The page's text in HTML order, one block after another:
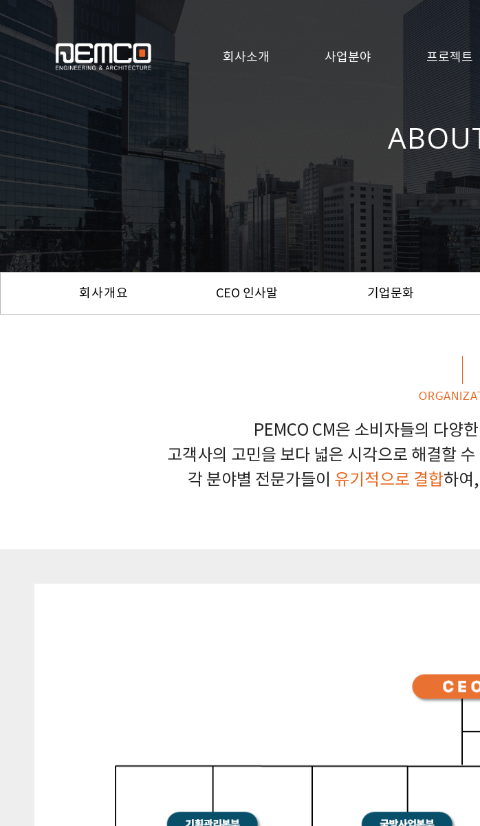
회사소개 사업분야 프로젝트
회사개요 CEO 인사말 기업문화
PEMCO CM은 소비자들의 다양
고객사의 고민을 보다 넓은 시각으로 해결할
각 분야별 전문가들이 유기적으로 결합하여